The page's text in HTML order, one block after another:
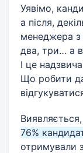
Уявімо,
а після,
менеджера
два, три… а
І це
Що робити
Виявляється,
76%
отримували